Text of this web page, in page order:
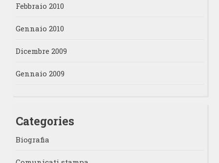
Febbraio 2010
Gennaio 2010
Dicembre 2009
Gennaio 2009
Categories
Biografia